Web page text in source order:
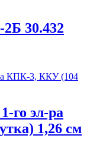
30.432
го эл-ра
1,26 см